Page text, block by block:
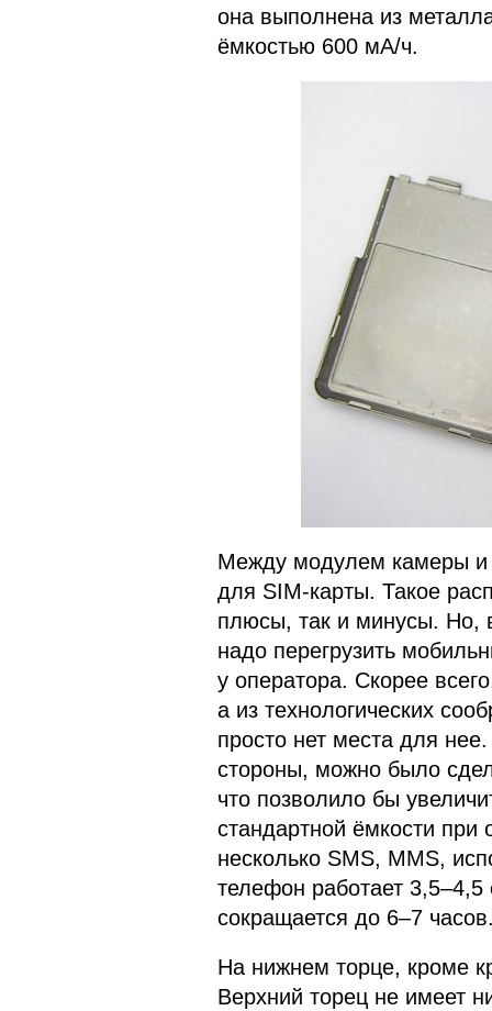
она выполнена из
ёмкостью 600 мА/ч.
Между модулем камеры и
для SIM-карты. Такое
плюсы, так и минусы. Но,
надо перегрузить
у оператора. Скорее
а из технологических
просто нет места для
стороны, можно было
что позволило бы
стандартной ёмкости при
несколько SMS, MMS,
телефон работает
сокращается до 6–7
На нижнем торце, кроме
Верхний торец не имеет